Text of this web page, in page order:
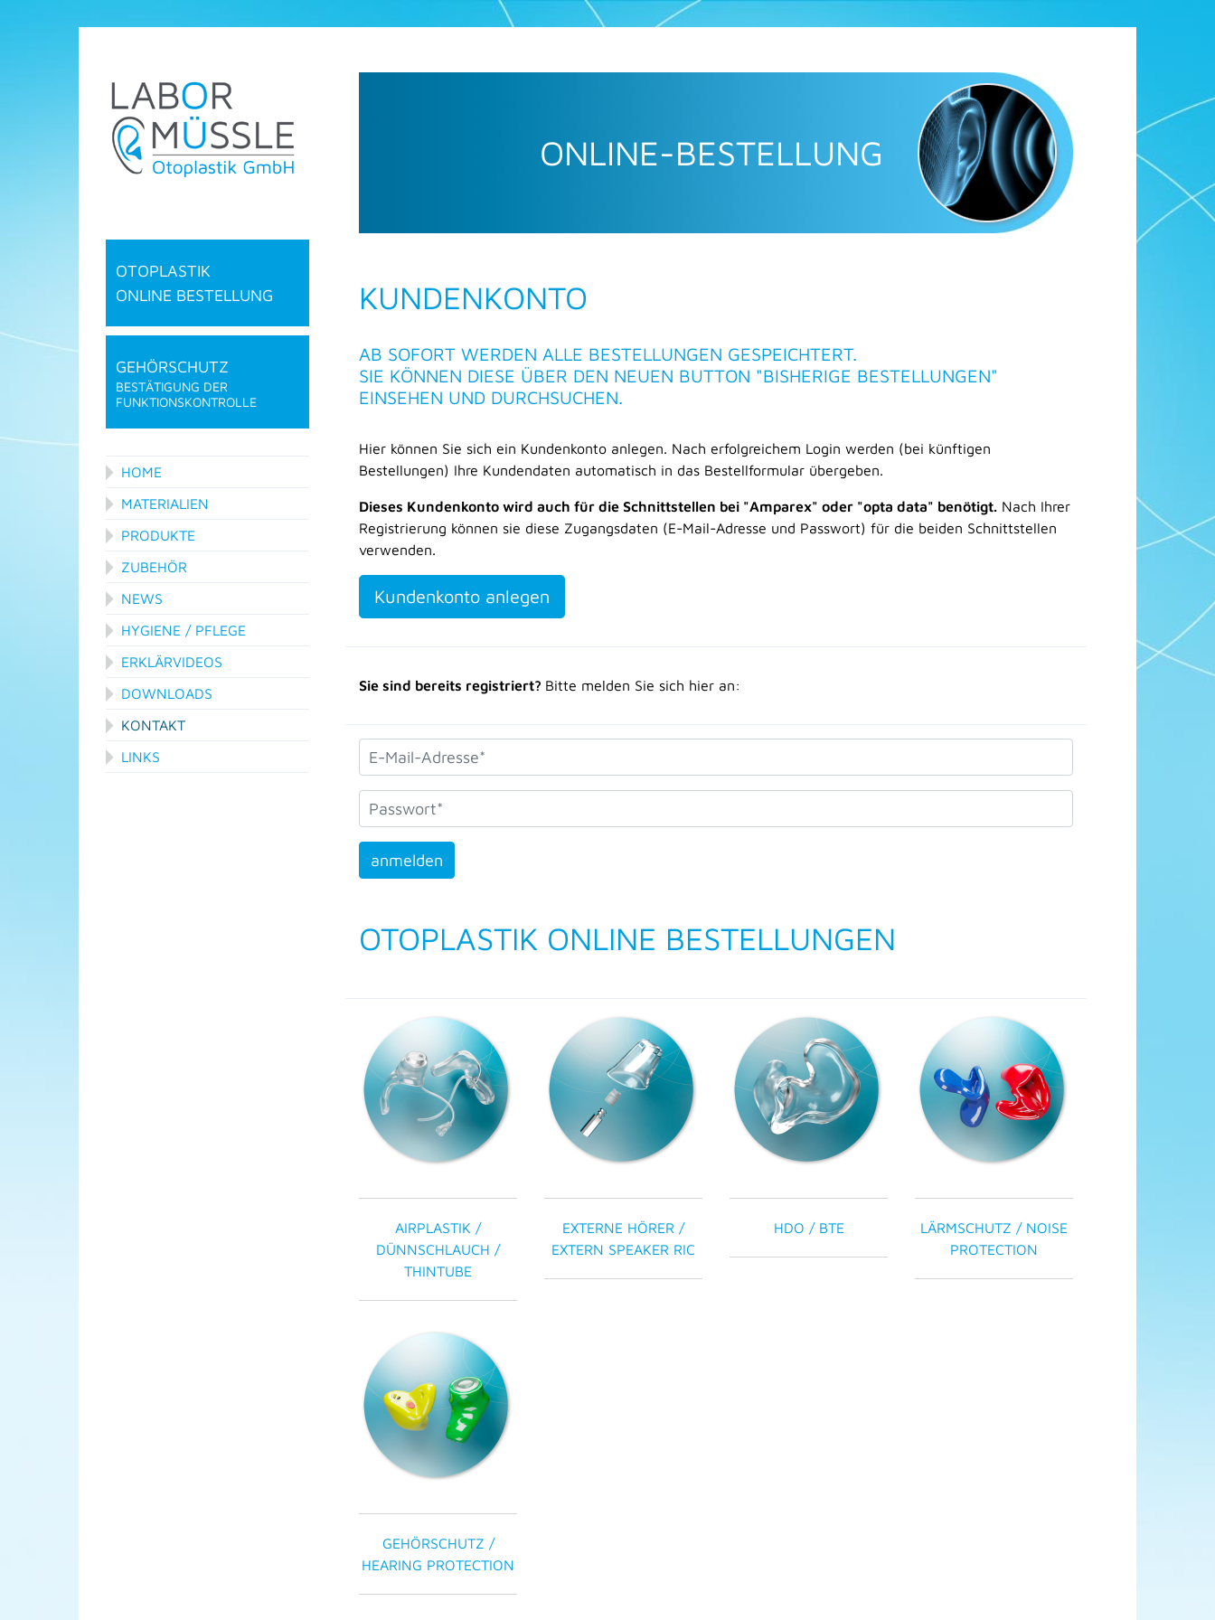
OTOPLASTIK
ONLINE BESTELLUNG
GEHÖRSCHUTZ
BESTÄTIGUNG DER
FUNKTIONSKONTROLLE
HOME
MATERIALIEN
PRODUKTE
ZUBEHÖR
NEWS
HYGIENE / PFLEGE
ERKLÄRVIDEOS
DOWNLOADS
KONTAKT
LINKS
ONLINE-BESTELLUNG
KUNDENKONTO
AB SOFORT WERDEN ALLE BESTELLUNGEN GESPEICHTERT.
SIE KÖNNEN DIESE ÜBER DEN NEUEN BUTTON "BISHERIGE BESTELLUNGEN"
EINSEHEN UND DURCHSUCHEN.
Hier können Sie sich ein Kundenkonto anlegen. Nach erfolgreichem Login werden (bei künftigen
Bestellungen) Ihre Kundendaten automatisch in das Bestellformular übergeben.
Dieses Kundenkonto wird auch für die Schnittstellen bei "Amparex" oder "opta data" benötigt. Nach Ihrer
Registrierung können sie diese Zugangsdaten (E-Mail-Adresse und Passwort) für die beiden Schnittstellen
verwenden.
Kundenkonto anlegen
Sie sind bereits registriert? Bitte melden Sie sich hier an:
anmelden
OTOPLASTIK ONLINE BESTELLUNGEN
AIRPLASTIK /
DÜNNSCHLAUCH /
THINTUBE
EXTERNE HÖRER /
EXTERN SPEAKER RIC
HDO / BTE
LÄRMSCHUTZ / NOISE
PROTECTION
GEHÖRSCHUTZ /
HEARING PROTECTION